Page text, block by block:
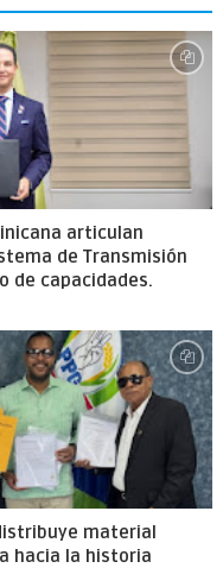
articulan
de Transmisión
de capacidades.
material
hacia la historia